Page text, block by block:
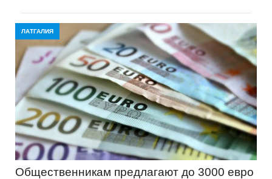
ЛАТГАЛИЯ
Общественникам предлагают до 3000 евро